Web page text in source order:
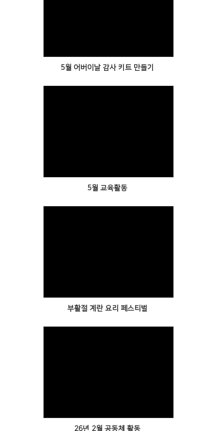
5월 어버이날 감사 키트 만들기
5월 교육활동
부활절 계란 요리 페스티벌
26년 2월 공동체 활동